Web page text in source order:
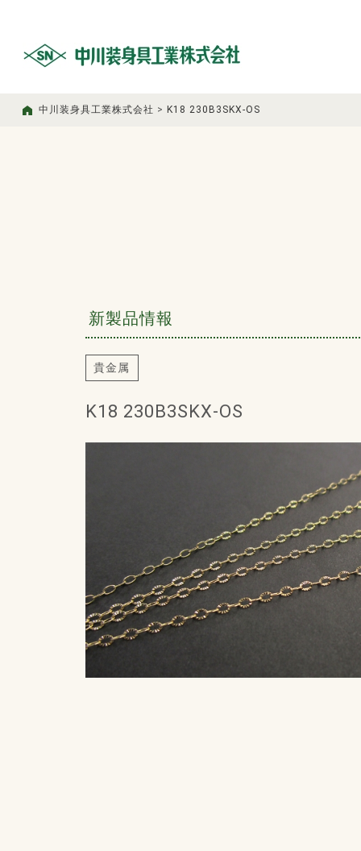
中川装身具工業株式会社 > K18 230B3SKX-OS
新製品情報
貴金属
K18 230B3SKX-OS